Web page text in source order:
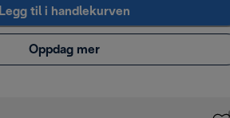
Legg til i handlekurven
Oppdag mer